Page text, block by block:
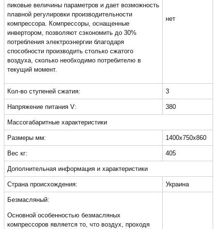
пиковые величины параметров и дает возможность
плавной регулировки производительности
компрессора. Компрессоры, оснащенные
инвертором, позволяют сэкономить до 30%
потребления электроэнергии благодаря
способности производить столько сжатого
воздуха, сколько необходимо потребителю в
текущий момент.
нет
Кол-во ступеней сжатия: 3
Напряжение питания V: 380
Массогабаритные характеристики
Размеры мм: 1400х750х860
Вес кг: 405
Дополнительная информация и характеристики
Страна происхождения: Украина
Безмасляный:
Основной особенностью безмасляных
компрессоров является то, что воздух, проходя